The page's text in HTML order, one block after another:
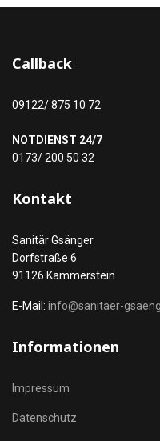
Callback
09122/ 875 10 72
NOTDIENST 24/7
0173/ 200 50 32
Kontakt
Sanitär Gsänger
Dorfstraße 6
91126 Kammerstein
E-Mail: info@sanitaer-
Informationen
Impressum
Datenschutz